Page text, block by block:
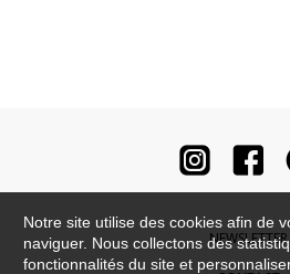
NEWSLETTER
Notre site utilise des cookies afin de
naviguer. Nous collectons des
fonctionnalités du site et